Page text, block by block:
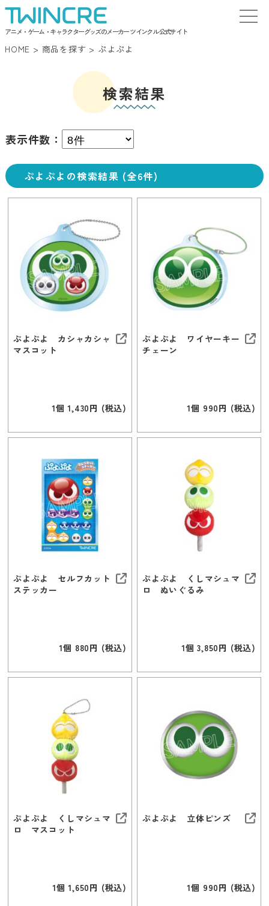
アニメ・ゲーム・キャラクターグッズのメーカー ツインクル 公式サイト
HOME > 商品を探す > ぷよぷよ
検索結果
表示件数：
ぷよぷよの検索結果 (全6件)
ぷよぷよ カシャカシャ
マスコット
1個 1,430円 (税込)
ぷよぷよ ワイヤーキー
チェーン
1個 990円 (税込)
ぷよぷよ セルフカット
ステッカー
1個 880円 (税込)
ぷよぷよ くしマシュマ
ロ ぬいぐるみ
1個 3,850円 (税込)
ぷよぷよ くしマシュマ
ロ マスコット
1個 1,650円 (税込)
ぷよぷよ 立体ピンズ
1個 990円 (税込)